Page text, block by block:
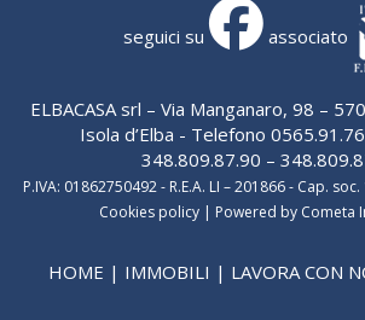
seguici su associato
ELBACASA srl – Via Manganaro, 98 –
Isola d’Elba - Telefono
348.809.87.90 –
P.IVA: 01862750492 - R.E.A. LI – 201866 - Cap.
Cookies policy | Powered by Cometa
HOME | IMMOBILI | LAVORA CON